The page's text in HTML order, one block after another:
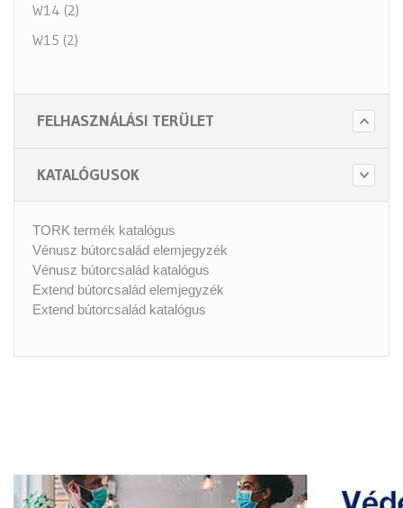
W14 (2)
W15 (2)
FELHASZNÁLÁSI TERÜLET
KATALÓGUSOK
TORK termék katalógus
Vénusz bútorcsalád elemjegyzék
Vénusz bútorcsalád katalógus
Extend bútorcsalád elemjegyzék
Extend bútorcsalád katalógus